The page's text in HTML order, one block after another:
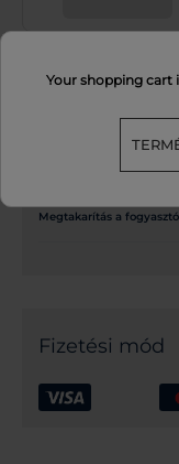
Your shopping cart
Rendelés
Megtakarítás a
Fizetési mód